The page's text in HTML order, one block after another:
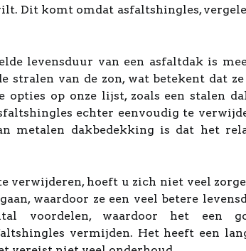
Dit komt omdat asfaltshingles,
levensduur van een asfaltdak is
stralen van de zon, wat betekent dat ze
op onze lijst, zoals een stalen
echter eenvoudig te
metalen dakbedekking is dat het
verwijderen, hoeft u zich niet veel
waardoor ze een veel betere
voordelen, waardoor het een
vermijden. Het heeft een